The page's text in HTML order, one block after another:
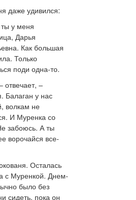
даже удивился:
у меня
Дарья
Как большая
Только
поди одна-то.
отвечает, –
Балаган у нас
волкам не
И Муренка со
забоюсь. А ты
ворочайся все-
Осталась
с Муренкой. Днем-
было без
сидеть, пока он